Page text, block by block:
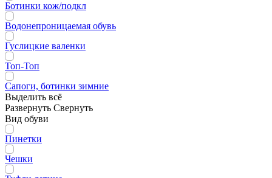
Ботинки кож/подкл
Водонепроницаемая обувь
Гуслицкие валенки
Топ-Топ
Сапоги, ботинки зимние
Выделить всё
Развернуть Свернуть
Вид обуви
Пинетки
Чешки